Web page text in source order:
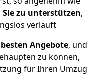
Sie zu unterstützen,
verläuft
Angebote, und
zu können,
für Ihren Umzug